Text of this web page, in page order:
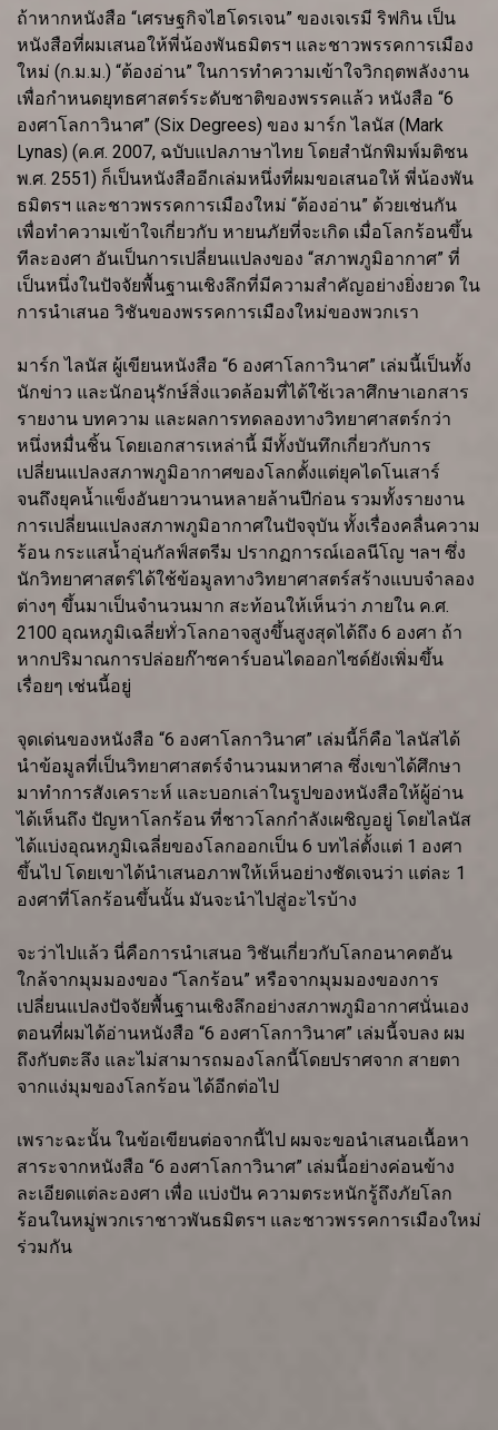
ถ้าหากหนังสือ “เศรษฐกิจไฮโดรเจน” ของเจเรมี ริฟกิน เป็น
หนังสือที่ผมเสนอให้พี่น้องพันธมิตรฯ และชาวพรรคการเมือง
ใหม่ (ก.ม.ม.) “ต้องอ่าน” ในการทำความเข้าใจวิกฤตพลังงาน
เพื่อกำหนดยุทธศาสตร์ระดับชาติของพรรคแล้ว หนังสือ “6
องศาโลกาวินาศ” (Six Degrees) ของ มาร์ก ไลนัส (Mark
Lynas) (ค.ศ. 2007, ฉบับแปลภาษาไทย โดยสำนักพิมพ์มติชน
พ.ศ. 2551) ก็เป็นหนังสืออีกเล่มหนึ่งที่ผมขอเสนอให้ พี่น้องพัน
ธมิตรฯ และชาวพรรคการเมืองใหม่ “ต้องอ่าน” ด้วยเช่นกัน
เพื่อทำความเข้าใจเกี่ยวกับ หายนภัยที่จะเกิด เมื่อโลกร้อนขึ้น
ทีละองศา อันเป็นการเปลี่ยนแปลงของ “สภาพภูมิอากาศ” ที่
เป็นหนึ่งในปัจจัยพื้นฐานเชิงลึกที่มีความสำคัญอย่างยิ่งยวด ใน
การนำเสนอ วิชันของพรรคการเมืองใหม่ของพวกเรา
มาร์ก ไลนัส ผู้เขียนหนังสือ “6 องศาโลกาวินาศ” เล่มนี้เป็นทั้ง
นักข่าว และนักอนุรักษ์สิ่งแวดล้อมที่ได้ใช้เวลาศึกษาเอกสาร
รายงาน บทความ และผลการทดลองทางวิทยาศาสตร์กว่า
หนึ่งหมื่นชิ้น โดยเอกสารเหล่านี้ มีทั้งบันทึกเกี่ยวกับการ
เปลี่ยนแปลงสภาพภูมิอากาศของโลกตั้งแต่ยุคไดโนเสาร์
จนถึงยุคน้ำแข็งอันยาวนานหลายล้านปีก่อน รวมทั้งรายงาน
การเปลี่ยนแปลงสภาพภูมิอากาศในปัจจุบัน ทั้งเรื่องคลื่นความ
ร้อน กระแสน้ำอุ่นกัลฟ์สตรีม ปรากฏการณ์เอลนีโญ ฯลฯ ซึ่ง
นักวิทยาศาสตร์ได้ใช้ข้อมูลทางวิทยาศาสตร์สร้างแบบจำลอง
ต่างๆ ขึ้นมาเป็นจำนวนมาก สะท้อนให้เห็นว่า ภายใน ค.ศ.
2100 อุณหภูมิเฉลี่ยทั่วโลกอาจสูงขึ้นสูงสุดได้ถึง 6 องศา ถ้า
หากปริมาณการปล่อยก๊าซคาร์บอนไดออกไซด์ยังเพิ่มขึ้น
เรื่อยๆ เช่นนี้อยู่
จุดเด่นของหนังสือ “6 องศาโลกาวินาศ” เล่มนี้ก็คือ ไลนัสได้
นำข้อมูลที่เป็นวิทยาศาสตร์จำนวนมหาศาล ซึ่งเขาได้ศึกษา
มาทำการสังเคราะห์ และบอกเล่าในรูปของหนังสือให้ผู้อ่าน
ได้เห็นถึง ปัญหาโลกร้อน ที่ชาวโลกกำลังเผชิญอยู่ โดยไลนัส
ได้แบ่งอุณหภูมิเฉลี่ยของโลกออกเป็น 6 บทไล่ตั้งแต่ 1 องศา
ขึ้นไป โดยเขาได้นำเสนอภาพให้เห็นอย่างชัดเจนว่า แต่ละ 1
องศาที่โลกร้อนขึ้นนั้น มันจะนำไปสู่อะไรบ้าง
จะว่าไปแล้ว นี่คือการนำเสนอ วิชันเกี่ยวกับโลกอนาคตอัน
ใกล้จากมุมมองของ “โลกร้อน” หรือจากมุมมองของการ
เปลี่ยนแปลงปัจจัยพื้นฐานเชิงลึกอย่างสภาพภูมิอากาศนั่นเอง
ตอนที่ผมได้อ่านหนังสือ “6 องศาโลกาวินาศ” เล่มนี้จบลง ผม
ถึงกับตะลึง และไม่สามารถมองโลกนี้โดยปราศจาก สายตา
จากแง่มุมของโลกร้อน ได้อีกต่อไป
เพราะฉะนั้น ในข้อเขียนต่อจากนี้ไป ผมจะขอนำเสนอเนื้อหา
สาระจากหนังสือ “6 องศาโลกาวินาศ” เล่มนี้อย่างค่อนข้าง
ละเอียดแต่ละองศา เพื่อ แบ่งปัน ความตระหนักรู้ถึงภัยโลก
ร้อนในหมู่พวกเราชาวพันธมิตรฯ และชาวพรรคการเมืองใหม่
ร่วมกัน